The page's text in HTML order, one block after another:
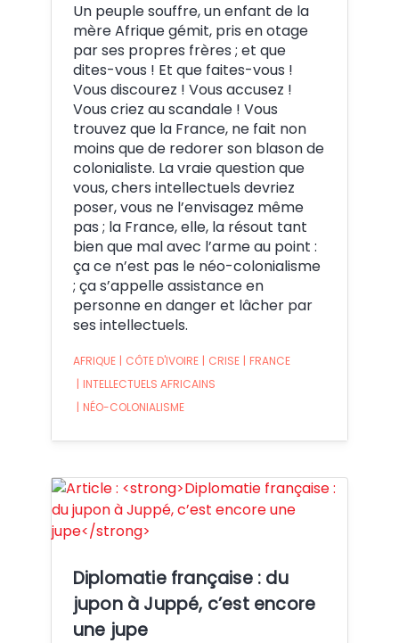
Un peuple souffre, un enfant de la
mère Afrique gémit, pris en otage
par ses propres frères ; et que
dites-vous ! Et que faites-vous !
Vous discourez ! Vous accusez !
Vous criez au scandale ! Vous
trouvez que la France, ne fait non
moins que de redorer son blason de
colonialiste. La vraie question que
vous, chers intellectuels devriez
poser, vous ne l’envisagez même
pas ; la France, elle, la résout tant
bien que mal avec l’arme au point :
ça ce n’est pas le néo-colonialisme
; ça s’appelle assistance en
personne en danger et lâcher par
ses intellectuels.
AFRIQUE | CÔTE D'IVOIRE | CRISE | FRANCE
| INTELLECTUELS AFRICAINS
| NÉO-COLONIALISME
Diplomatie française : du
jupon à Juppé, c’est encore
une jupe